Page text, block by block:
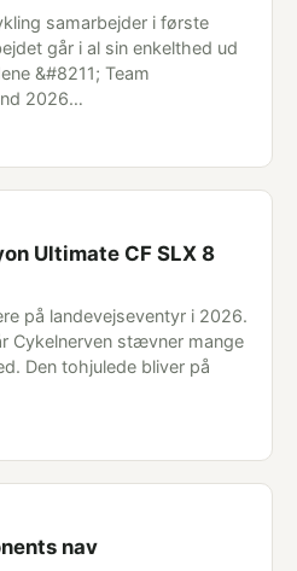
samarbejder i første
går i al sin enkelthed ud
&#8211; Team
2026…
Ultimate CF SLX 8
på landevejseventyr i 2026.
Cykelnerven stævner mange
Den tohjulede bliver på
nav